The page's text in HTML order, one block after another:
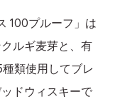
100プルーフ」は
ルギ麦芽と、有
類使用してブレ
ドウィスキーで